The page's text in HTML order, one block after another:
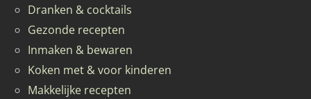
Dranken & cocktails
Gezonde recepten
Inmaken & bewaren
Koken met & voor kinderen
Makkelijke recepten